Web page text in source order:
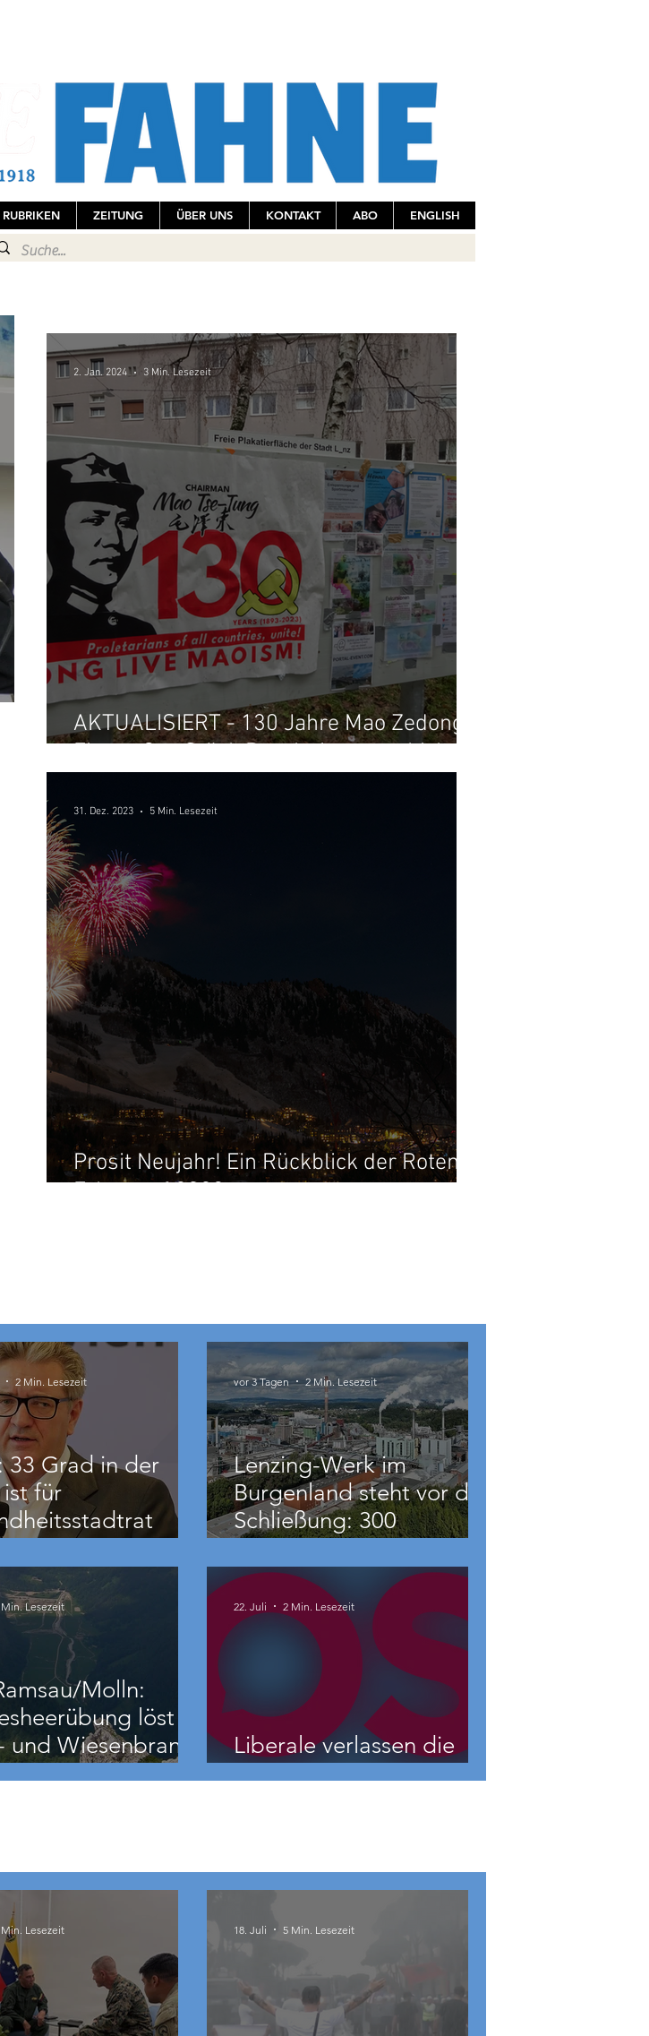
RUBRIKEN ZEITUNG ÜBER UNS KONTAKT ABO ENGLISH
AKTUALISIERT - 130 Jahre Mao Zedong:
Ein großes Stück Revolutionsgeschichte.
2. Jan. 2024 3 Min. Lesezeit
Prosit Neujahr! Ein Rückblick der Roten
Fahne auf 2023.
31. Dez. 2023 5 Min. Lesezeit
33 Grad in der
für
2 Min. Lesezeit
Lenzing-Werk im
Burgenland steht vor der
Schließung: 300
vor 3 Tagen 2 Min. Lesezeit
Molln:
löst
und Wiesenbrand
Min. Lesezeit
Liberale verlassen die
22. Juli 2 Min. Lesezeit
Lesezeit 18. Juli 5 Min. Lesezeit